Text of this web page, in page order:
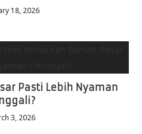
18, 2026
Pasti Lebih Nyaman
3, 2026